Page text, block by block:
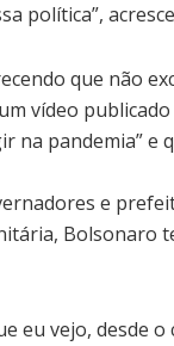
política”,
que não
vídeo
pandemia” e
e
Bolsonaro
eu vejo, desde